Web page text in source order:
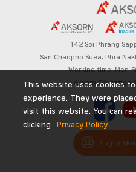
142 Soi Phrang
San Chaopho Suea, Phra
Working time: Mon-
Aksorn Education
Log in
This website uses cookies
experience. They were
visit this website. You can
clicking
Privacy Policy